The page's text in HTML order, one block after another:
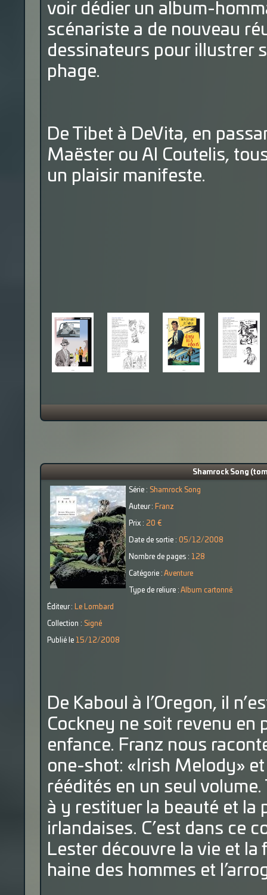
voir dédier un album-
scénariste a de nouveau
dessinateurs pour illustrer
phage.
De Tibet à DeVita, en
Maëster ou Al Coutelis,
un plaisir manifeste.
Shamrock Song
Série : Shamrock Song
Auteur : Franz
Prix : 20 €
Date de sortie : 05/12/2008
Nombre de pages : 128
Catégorie : Aventure
Type de reliure : Album cartonné
Éditeur : Le Lombard
Collection : Signé
Publié le 15/12/2008
De Kaboul à l’Oregon, il
Cockney ne soit revenu en
enfance. Franz nous
one-shot: «Irish Melody»
réédités en un seul
à y restituer la beauté et la
irlandaises. C’est dans ce
Lester découvre la vie et la
haine des hommes et